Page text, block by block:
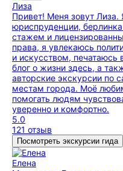
Лиза
Привет! Меня зовут Лиза.
юриспруденции,
стажем и
права, я увлекаюсь
и искусством, печатаюсь
блог о жизни здесь, а
авторские экскурсии по
местам города. Моё
помогать людям
уверенно и комфортно.
5.0
121 отзыв
Посмотреть экскурсии гида
Елена